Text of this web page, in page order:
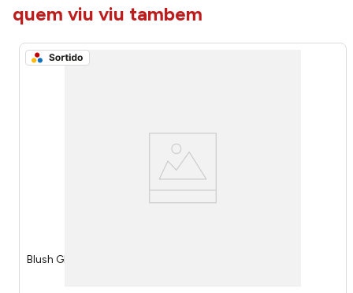
quem viu viu tambem
Blush Glow Os Smurfs Sortido 560 - Mia Make